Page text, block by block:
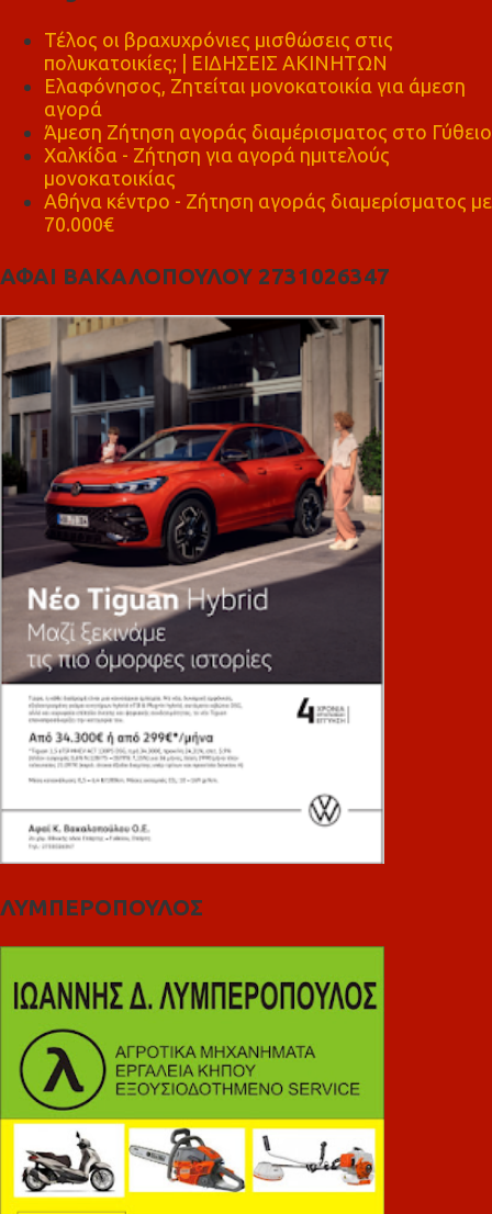
Τέλος οι βραχυχρόνιες μισθώσεις στις
πολυκατοικίες; | ΕΙΔΗΣΕΙΣ ΑΚΙΝΗΤΩΝ
Ελαφόνησος, Ζητείται μονοκατοικία για άμεση
αγορά
Άμεση Ζήτηση αγοράς διαμέρισματος στο Γύθειο
Χαλκίδα - Ζήτηση για αγορά ημιτελούς
μονοκατοικίας
Αθήνα κέντρο - Ζήτηση αγοράς διαμερίσματος με
70.000€
ΑΦΑΙ ΒΑΚΑΛΟΠΟΥΛΟΥ 2731026347
ΛΥΜΠΕΡΟΠΟΥΛΟΣ